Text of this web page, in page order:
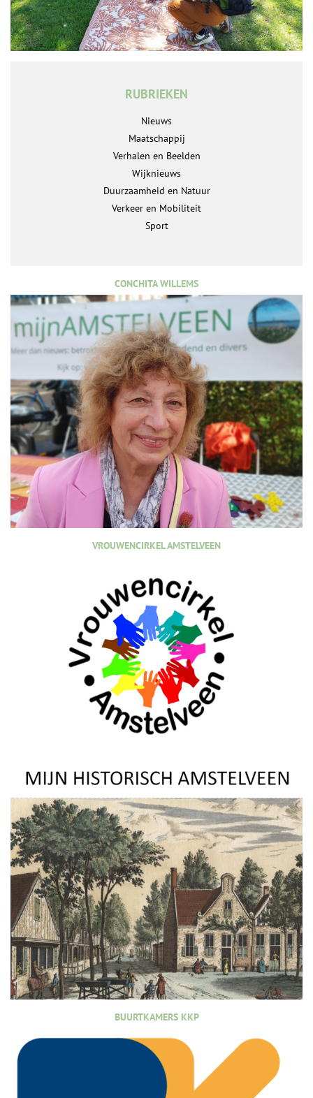
RUBRIEKEN
Nieuws
Maatschappij
Verhalen en Beelden
Wijknieuws
Duurzaamheid en Natuur
Verkeer en Mobiliteit
Sport
CONCHITA WILLEMS
VROUWENCIRKEL AMSTELVEEN
BUURTKAMERS KKP